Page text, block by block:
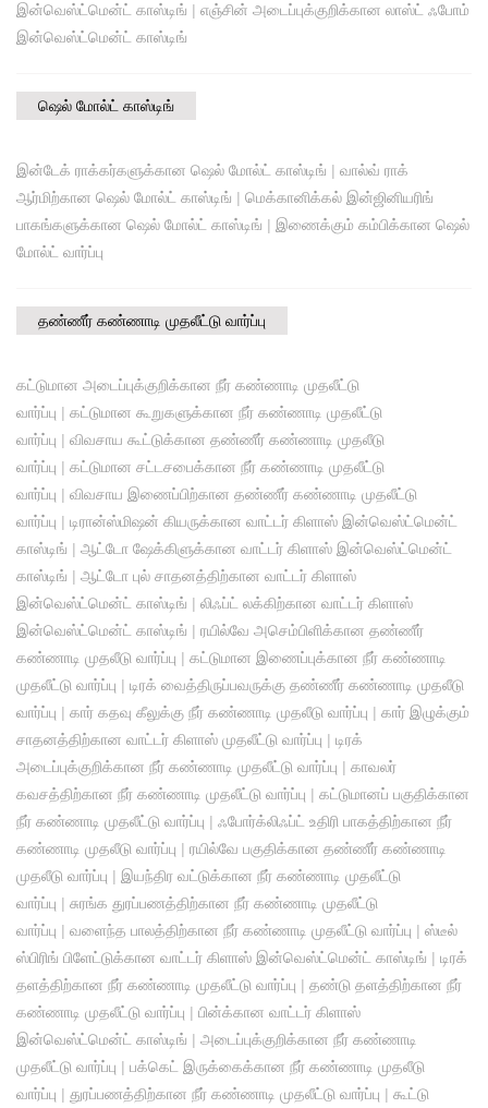
இன்வெஸ்ட்மென்ட் காஸ்டிங் | எஞ்சின் அடைப்புக்குறிக்கான லாஸ்ட் ஃபோம்
இன்வெஸ்ட்மென்ட் காஸ்டிங்
ஷெல் மோல்ட் காஸ்டிங்
இன்டேக் ராக்கர்களுக்கான ஷெல் மோல்ட் காஸ்டிங் | வால்வ் ராக்
ஆர்மிற்கான ஷெல் மோல்ட் காஸ்டிங் | மெக்கானிக்கல் இன்ஜினியரிங்
பாகங்களுக்கான ஷெல் மோல்ட் காஸ்டிங் | இணைக்கும் கம்பிக்கான ஷெல்
மோல்ட் வார்ப்பு
தண்ணீர் கண்ணாடி முதலீட்டு வார்ப்பு
கட்டுமான அடைப்புக்குறிக்கான நீர் கண்ணாடி முதலீட்டு
வார்ப்பு | கட்டுமான கூறுகளுக்கான நீர் கண்ணாடி முதலீட்டு
வார்ப்பு | விவசாய கூட்டுக்கான தண்ணீர் கண்ணாடி முதலீடு
வார்ப்பு | கட்டுமான சட்டசபைக்கான நீர் கண்ணாடி முதலீட்டு
வார்ப்பு | விவசாய இணைப்பிற்கான தண்ணீர் கண்ணாடி முதலீட்டு
வார்ப்பு | டிரான்ஸ்மிஷன் கியருக்கான வாட்டர் கிளாஸ் இன்வெஸ்ட்மென்ட்
காஸ்டிங் | ஆட்டோ ஷேக்கிளுக்கான வாட்டர் கிளாஸ் இன்வெஸ்ட்மென்ட்
காஸ்டிங் | ஆட்டோ புல் சாதனத்திற்கான வாட்டர் கிளாஸ்
இன்வெஸ்ட்மென்ட் காஸ்டிங் | லிஃப்ட் லக்கிற்கான வாட்டர் கிளாஸ்
இன்வெஸ்ட்மென்ட் காஸ்டிங் | ரயில்வே அசெம்பிளிக்கான தண்ணீர்
கண்ணாடி முதலீடு வார்ப்பு | கட்டுமான இணைப்புக்கான நீர் கண்ணாடி
முதலீட்டு வார்ப்பு | டிரக் வைத்திருப்பவருக்கு தண்ணீர் கண்ணாடி முதலீடு
வார்ப்பு | கார் கதவு கீலுக்கு நீர் கண்ணாடி முதலீடு வார்ப்பு | கார் இழுக்கும்
சாதனத்திற்கான வாட்டர் கிளாஸ் முதலீட்டு வார்ப்பு | டிரக்
அடைப்புக்குறிக்கான நீர் கண்ணாடி முதலீட்டு வார்ப்பு | காவலர்
கவசத்திற்கான நீர் கண்ணாடி முதலீட்டு வார்ப்பு | கட்டுமானப் பகுதிக்கான
நீர் கண்ணாடி முதலீட்டு வார்ப்பு | ஃபோர்க்லிஃப்ட் உதிரி பாகத்திற்கான நீர்
கண்ணாடி முதலீடு வார்ப்பு | ரயில்வே பகுதிக்கான தண்ணீர் கண்ணாடி
முதலீடு வார்ப்பு | இயந்திர வட்டுக்கான நீர் கண்ணாடி முதலீட்டு
வார்ப்பு | சுரங்க துரப்பணத்திற்கான நீர் கண்ணாடி முதலீட்டு
வார்ப்பு | வளைந்த பாலத்திற்கான நீர் கண்ணாடி முதலீட்டு வார்ப்பு | ஸ்டீல்
ஸ்பிரிங் பிளேட்டுக்கான வாட்டர் கிளாஸ் இன்வெஸ்ட்மென்ட் காஸ்டிங் | டிரக்
தளத்திற்கான நீர் கண்ணாடி முதலீட்டு வார்ப்பு | தண்டு தளத்திற்கான நீர்
கண்ணாடி முதலீட்டு வார்ப்பு | பின்க்கான வாட்டர் கிளாஸ்
இன்வெஸ்ட்மென்ட் காஸ்டிங் | அடைப்புக்குறிக்கான நீர் கண்ணாடி
முதலீட்டு வார்ப்பு | பக்கெட் இருக்கைக்கான நீர் கண்ணாடி முதலீடு
வார்ப்பு | துரப்பணத்திற்கான நீர் கண்ணாடி முதலீட்டு வார்ப்பு | கூட்டு